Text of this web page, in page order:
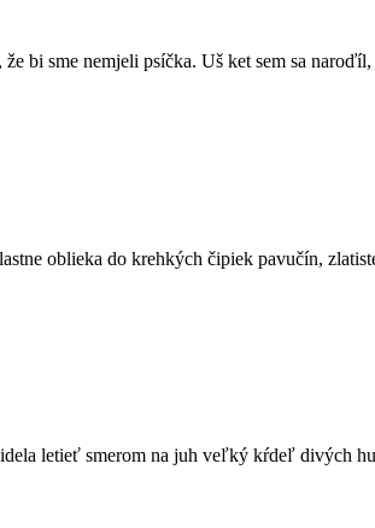
bi sme nemjeli psíčka. Uš ket sem sa
oblieka do krehkých čipiek pavučín,
letieť smerom na juh veľký kŕdeľ divých